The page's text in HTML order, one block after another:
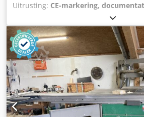
Uitrusting: CE-markering,
doseerapparaat, zaagbladbescherming
mm Zaagbreedte bij de
Zaagbreedte bij de lengteaanslag:
145 mm Djdpozq Srkofx Afnock
Met elektromotorische hoogte- en
voorsnijsystem voor traploze
Instelbereik 2,8 - 3,8 mm, inclusief
Hoogteverstelling zaagblad: elektrisch
zaagblad: elektrisch Verstelling
handmatig Verstelling lengteaanslag: